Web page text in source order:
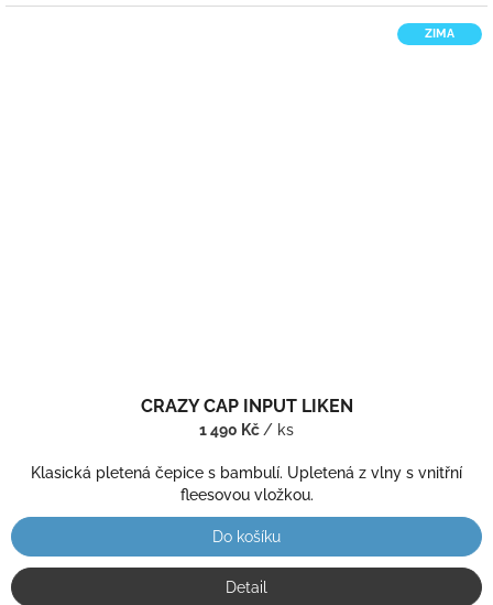
ZIMA
CRAZY CAP INPUT LIKEN
1 490 Kč / ks
Klasická pletená čepice s bambulí. Upletená z vlny s vnitřní
fleesovou vložkou.
Do košíku
Detail